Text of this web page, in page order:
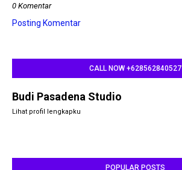
0 Komentar
Posting Komentar
CALL NOW +628562840527
Budi Pasadena Studio
Lihat profil lengkapku
POPULAR POSTS